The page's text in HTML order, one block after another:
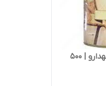
پودر جوانه گندم طوبی مهدارو | 500